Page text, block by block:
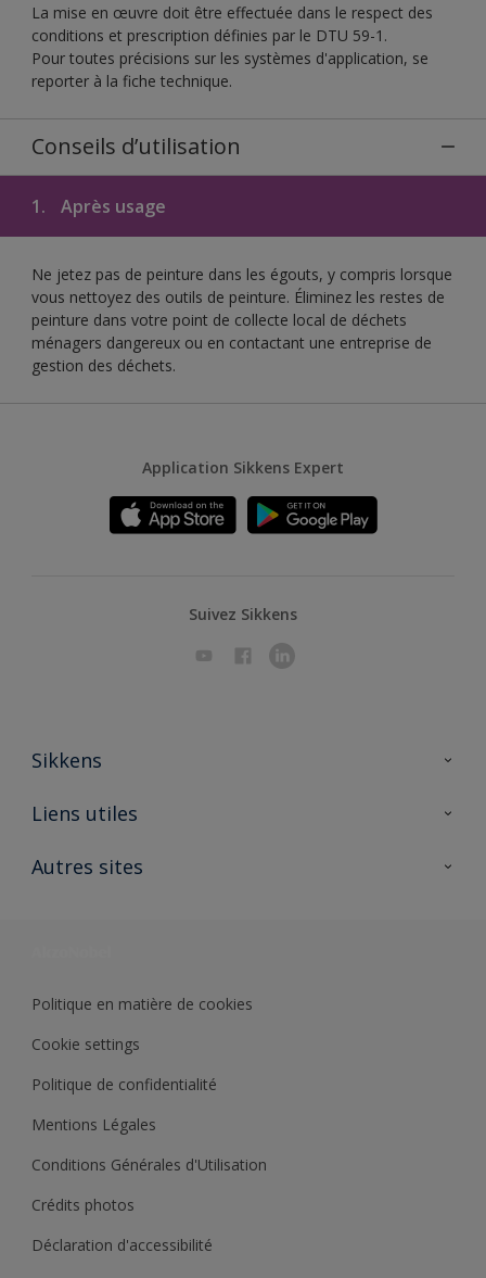
La mise en œuvre doit être effectuée dans le respect des
conditions et prescription définies par le DTU 59-1.
Pour toutes précisions sur les systèmes d'application, se
reporter à la fiche technique.
Conseils d’utilisation
1. Après usage
Ne jetez pas de peinture dans les égouts, y compris lorsque
vous nettoyez des outils de peinture. Éliminez les restes de
peinture dans votre point de collecte local de déchets
ménagers dangereux ou en contactant une entreprise de
gestion des déchets.
Application Sikkens Expert
Suivez Sikkens
Sikkens
A propos de Sikkens
Liens utiles
Ouvrir un magasin PASS
Autres sites
Politique en matière de cookies
Cookie settings
Politique de confidentialité
Mentions Légales
Conditions Générales d'Utilisation
Crédits photos
Déclaration d'accessibilité